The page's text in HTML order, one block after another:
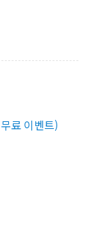
료 이벤트)